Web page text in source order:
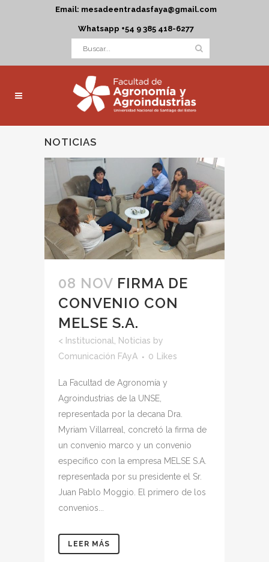
Email: mesadeentradasfaya@gmail.com
Whatsapp +54 9 385 418-6277
NOTICIAS
08 NOV FIRMA DE
CONVENIO CON
MELSE S.A.
< Institucional Noticias by
Comunicación FAyA
0 Likes
La Facultad de Agronomía y
Agroindustrias de la UNSE,
representada por la decana Dra.
Myriam Villarreal, concretó la firma de
un convenio marco y un convenio
específico con la empresa MELSE S.A.
representada por su presidente el Sr.
Juan Pablo Moggio. El primero de los
convenios...
LEER MÁS